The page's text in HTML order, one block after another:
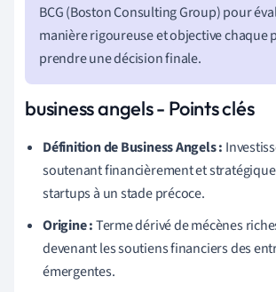
BCG (Boston Consulting Group) pour
manière rigoureuse et objective chaque
prendre une décision finale.
business angels - Points clés
Définition de Business Angels :
soutenant financièrement et
startups à un stade précoce.
Origine :Terme dérivé de mécènes
devenant les soutiens financiers des
émergentes.